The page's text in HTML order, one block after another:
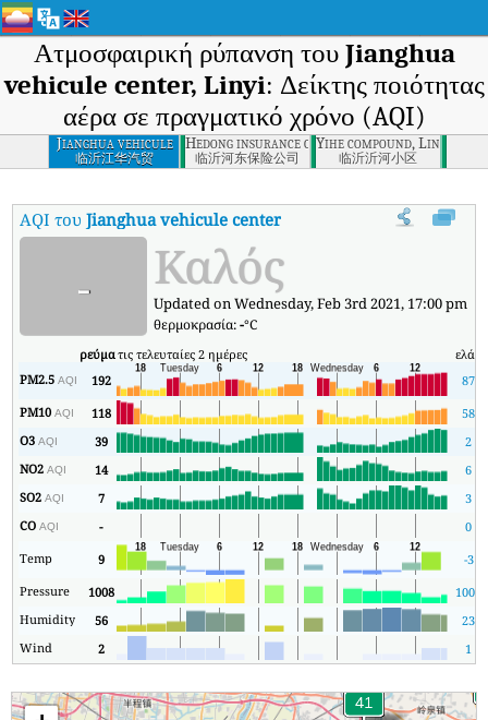
Ατμοσφαιρική ρύπανση του Jianghua
vehicule center, Linyi: Δείκτης ποιότητας
αέρα σε πραγματικό χρόνο (AQI)
Jianghua vehicule
center, Linyi
临沂江华汽贸
Hedong insurance company, Linyi
临沂河东保险公司
Yihe compound, Linyi
临沂沂河小区
AQI τουJianghua vehicule center, Linyi Δείκτης ποιότητας
- Καλός
Updated on Wednesday, Feb 3rd 2021, 17:00 pm
θερμοκρασία:-°C
ρεύματις τελευταίες 2 ημέρες ελάχ
PM2.5AQI 192
87
PM10AQI 118
58
O3AQI 39
2
NO2AQI 14
6
SO2AQI 7
3
COAQI -
0
Temp
9
-3
Pressure
1008 1006
Humidity
56
23
Wind
2 1